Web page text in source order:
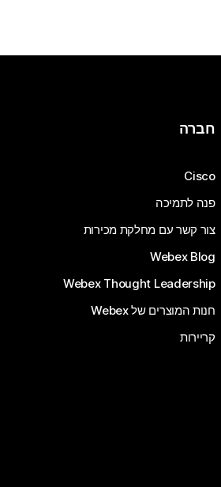
חברה
Cisco
פנה לתמיכה
צור קשר עם מחלקת מכירות
Webex Blog
Webex Thought Leadership
חנות המוצרים של Webex
קריירות